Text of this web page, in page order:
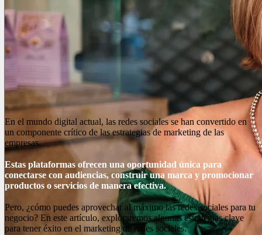
En el mundo digital actual, las redes sociales se han convertido en
un componente crítico de las estrategias de marketing de las
empresas.
Estas plataformas ofrecen una oportunidad única para
conectarse con audiencias, construir una marca y promocionar
productos o servicios de manera efectiva.
Pero, ¿cómo puedes aprovechar al máximo las redes sociales para tu
negocio? En este artículo, exploraremos algunas estrategias clave
para tener éxito en el marketing de redes sociales.